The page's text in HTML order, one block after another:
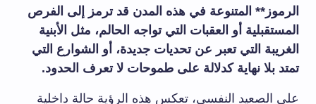
الرموز** المتنوعة في هذه المدن قد ترمز إلى الفرص
المستقبلية أو العقبات التي تواجه الحالم، مثل الأبنية
الغريبة التي تعبر عن تحديات جديدة، أو الشوارع التي
تمتد بلا نهاية كدلالة على طموحات لا تعرف الحدود.
على الصعيد النفسي، تعكس هذه الرؤية حالة داخلية